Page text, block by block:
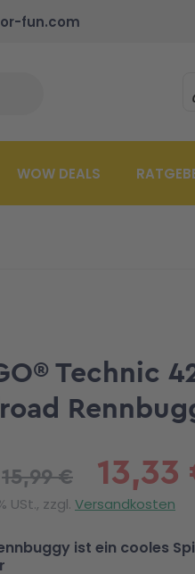
fun.com
WOW DEALS
Technic
13,33
15,99 €
USt., zzgl. Versandkosten
ist ein cooles